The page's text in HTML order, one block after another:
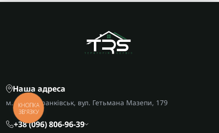
Наша адреса
м. Івано-Франківськ, вул. Гетьмана Мазепи, 179
+38 (096) 806-96-39
КНОПКА
ЗВ'ЯЗКУ